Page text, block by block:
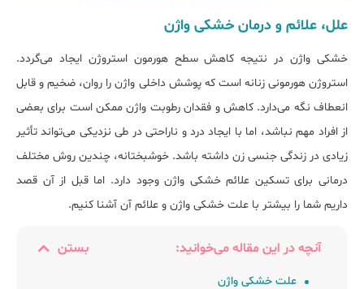
​علل، علائم و درمان خشکی واژن
خشکی واژن در نتیجه کاهش سطح هورمون استروژن ایجاد می‌گردد.
استروژن هورمونی زنانه است که پوشش داخلی واژن را روان، ضخیم و قابل
انعطاف نگه می‌دارد. کاهش و فقدان رطوبت واژن ممکن است برای بعضی
از افراد مهم نباشد، اما با ایجاد درد و ناراحتی در طی نزدیکی می‌تواند تأثیر
زیادی در زندگی جنسی زن داشته باشد. خوشبختانه، چندین روش مختلف
درمانی برای تسکین علائم خشکی واژن وجود دارد. اما قبل از آن قصد
داریم شما را بیشتر با علت خشکی واژن و علائم آن آشنا کنیم.
آنچه در این مقاله می‌خوانید: بستن
علت خشکی واژن